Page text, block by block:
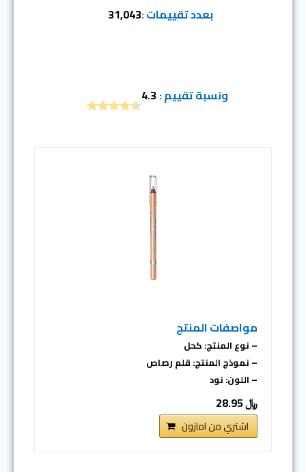
بعدد تقييمات :31,043
ونسبة تقييم :4.3
مواصفات المنتج
– نوع المنتج: كحل
– نموذج المنتج: قلم رصاص
– اللون: نود
﷼ 28.95
اشتري من امازون